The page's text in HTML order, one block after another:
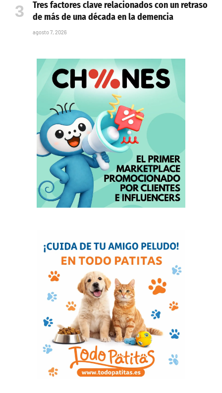
Tres factores clave relacionados con un retraso
de más de una década en la demencia
agosto 7, 2026